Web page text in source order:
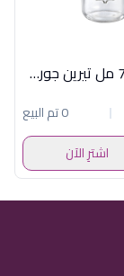
برطمان 750 مل تيرين جورمية
0 تم البيع
اشترِ الآن